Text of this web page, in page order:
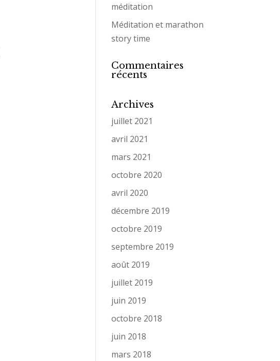
méditation
Méditation et marathon
story time
Commentaires
récents
Archives
juillet 2021
avril 2021
mars 2021
octobre 2020
avril 2020
décembre 2019
octobre 2019
septembre 2019
août 2019
juillet 2019
juin 2019
octobre 2018
juin 2018
mars 2018